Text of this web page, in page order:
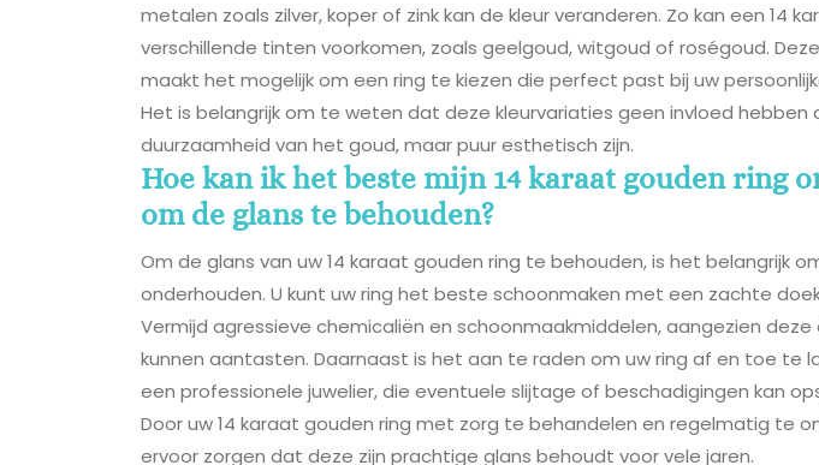
metalen zoals zilver, koper of zink kan de kleur veranderen. Zo kan een 14
verschillende tinten voorkomen, zoals geelgoud, witgoud of roségoud.
maakt het mogelijk om een ring te kiezen die perfect past bij uw
Het is belangrijk om te weten dat deze kleurvariaties geen invloed hebben
duurzaamheid van het goud, maar puur esthetisch zijn.
Hoe kan ik het beste mijn 14 karaat gouden ring
om de glans te behouden?
Om de glans van uw 14 karaat gouden ring te behouden, is het belangrijk
onderhouden. U kunt uw ring het beste schoonmaken met een zachte
Vermijd agressieve chemicaliën en schoonmaakmiddelen, aangezien
kunnen aantasten. Daarnaast is het aan te raden om uw ring af en toe te
een professionele juwelier, die eventuele slijtage of beschadigingen kan
Door uw 14 karaat gouden ring met zorg te behandelen en regelmatig te
ervoor zorgen dat deze zijn prachtige glans behoudt voor vele jaren.